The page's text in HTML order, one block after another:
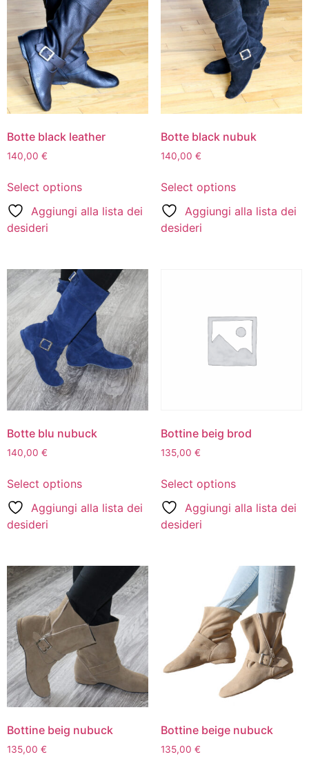
Botte black leather
140,00 €
Select options
Aggiungi alla lista dei
desideri
Botte black nubuk
140,00 €
Select options
Aggiungi alla lista dei
desideri
Botte blu nubuck
140,00 €
Select options
Aggiungi alla lista dei
desideri
Bottine beig brod
135,00 €
Select options
Aggiungi alla lista dei
desideri
Bottine beig nubuck
135,00 €
Bottine beige nubuck
135,00 €